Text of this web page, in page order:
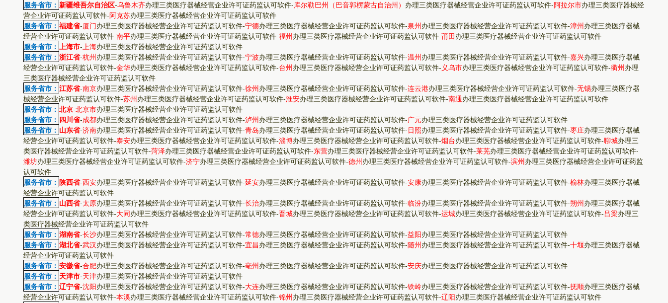
服务省市： 新疆维吾尔自治区-乌鲁木齐办理三类医疗器械经营企业许可证药监认可软件-库尔勒巴州（巴音郭楞蒙古自治州） 办理三类医疗器械经营企业许可证药监认可软件-阿拉尔市办理三类医疗器械经
营企业许可证药监认可软件-阿克苏办理三类医疗器械经营企业许可证药监认可软件
服务省市： 福建省-厦门办理三类医疗器械经营企业许可证药监认可软件-宁德办理三类医疗器械经营企业许可证药监认可软件-泉州办理三类医疗器械经营企业许可证药监认可软件-漳州办理三类医疗器械
经营企业许可证药监认可软件-南平办理三类医疗器械经营企业许可证药监认可软件-福州办理三类医疗器械经营企业许可证药监认可软件-莆田办理三类医疗器械经营企业许可证药监认可软件
服务省市： 上海市-上海办理三类医疗器械经营企业许可证药监认可软件
服务省市： 浙江省-杭州办理三类医疗器械经营企业许可证药监认可软件-宁波办理三类医疗器械经营企业许可证药监认可软件-温州办理三类医疗器械经营企业许可证药监认可软件-嘉兴办理三类医疗器械
经营企业许可证药监认可软件-金华办理三类医疗器械经营企业许可证药监认可软件-台州办理三类医疗器械经营企业许可证药监认可软件- 义乌市办理三类医疗器械经营企业许可证药监认可软件-衢州办理
三类医疗器械经营企业许可证药监认可软件
服务省市： 江苏省-南京办理三类医疗器械经营企业许可证药监认可软件-徐州办理三类医疗器械经营企业许可证药监认可软件-连云港办理三类医疗器械经营企业许可证药监认可软件-无锡办理三类医疗器
械经营企业许可证药监认可软件-苏州办理三类医疗器械经营企业许可证药监认可软件-淮安办理三类医疗器械经营企业许可证药监认可软件-南通办理三类医疗器械经营企业许可证药监认可软件
服务省市： 北京-北京市办理三类医疗器械经营企业许可证药监认可软件
服务省市： 四川省-成都办理三类医疗器械经营企业许可证药监认可软件-泸州办理三类医疗器械经营企业许可证药监认可软件-广元办理三类医疗器械经营企业许可证药监认可软件
服务省市： 山东省-济南办理三类医疗器械经营企业许可证药监认可软件-青岛办理三类医疗器械经营企业许可证药监认可软件-日照办理三类医疗器械经营企业许可证药监认可软件-枣庄办理三类医疗器械
经营企业许可证药监认可软件-泰安办理三类医疗器械经营企业许可证药监认可软件-淄博办理三类医疗器械经营企业许可证药监认可软件-烟台办理三类医疗器械经营企业许可证药监认可软件-聊城办理三
类医疗器械经营企业许可证药监认可软件-菏泽办理三类医疗器械经营企业许可证药监认可软件-东营办理三类医疗器械经营企业许可证药监认可软件-莱芜办理三类医疗器械经营企业许可证药监认可软件-
潍坊办理三类医疗器械经营企业许可证药监认可软件-济宁办理三类医疗器械经营企业许可证药监认可软件-德州办理三类医疗器械经营企业许可证药监认可软件-滨州办理三类医疗器械经营企业许可证药监
认可软件
服务省市： 陕西省-西安办理三类医疗器械经营企业许可证药监认可软件-延安办理三类医疗器械经营企业许可证药监认可软件-安康办理三类医疗器械经营企业许可证药监认可软件-榆林办理三类医疗器械
经营企业许可证药监认可软件
服务省市： 山西省-太原办理三类医疗器械经营企业许可证药监认可软件-长治办理三类医疗器械经营企业许可证药监认可软件-临汾办理三类医疗器械经营企业许可证药监认可软件-朔州办理三类医疗器械
经营企业许可证药监认可软件-大同办理三类医疗器械经营企业许可证药监认可软件-晋城办理三类医疗器械经营企业许可证药监认可软件-运城办理三类医疗器械经营企业许可证药监认可软件-吕梁办理三
类医疗器械经营企业许可证药监认可软件
服务省市： 湖南省-长沙办理三类医疗器械经营企业许可证药监认可软件-常德办理三类医疗器械经营企业许可证药监认可软件-益阳办理三类医疗器械经营企业许可证药监认可软件
服务省市： 湖北省-武汉办理三类医疗器械经营企业许可证药监认可软件-宜昌办理三类医疗器械经营企业许可证药监认可软件-随州办理三类医疗器械经营企业许可证药监认可软件-十堰办理三类医疗器械
经营企业许可证药监认可软件
服务省市： 安徽省-合肥办理三类医疗器械经营企业许可证药监认可软件-亳州办理三类医疗器械经营企业许可证药监认可软件-安庆办理三类医疗器械经营企业许可证药监认可软件
服务省市： 天津市-天津办理三类医疗器械经营企业许可证药监认可软件
服务省市： 辽宁省-沈阳办理三类医疗器械经营企业许可证药监认可软件-大连办理三类医疗器械经营企业许可证药监认可软件-铁岭办理三类医疗器械经营企业许可证药监认可软件-抚顺办理三类医疗器械
经营企业许可证药监认可软件-本溪办理三类医疗器械经营企业许可证药监认可软件-锦州办理三类医疗器械经营企业许可证药监认可软件-辽阳办理三类医疗器械经营企业许可证药监认可软件